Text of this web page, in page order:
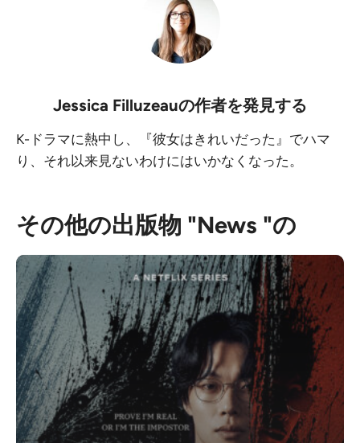
Jessica Filluzeauの作者を発見する
K-ドラマに熱中し、『彼女はきれいだった』でハマ
り、それ以来見ないわけにはいかなくなった。
その他の出版物 "News "の